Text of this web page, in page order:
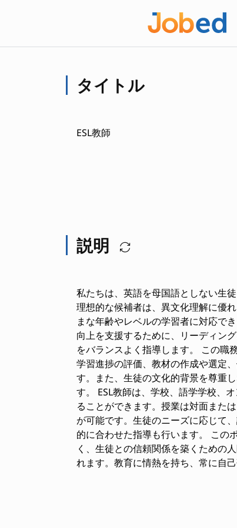
タイトル
ESL教師
説明
私たちは、英語を母国語としない生
理想的な候補者は、異文化理解に優
まな年齢やレベルの学習者に対応で
向上を支援するために、リーディン
をバランスよく指導します。 この職
学習進捗の評価、教材の作成や選定
す。また、生徒の文化的背景を尊重
す。 ESL教師は、学校、語学学校、
ることができます。授業は対面また
が可能です。生徒のニーズに応じて
的に合わせた指導も行います。 この
く、生徒との信頼関係を築くための
れます。教育に情熱を持ち、常に自